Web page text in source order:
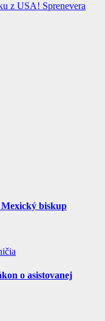
z USA! Sprenevera
biskup
o asistovanej